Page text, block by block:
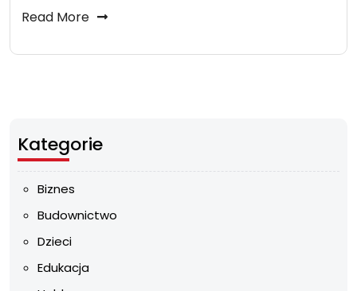
Read More
Kategorie
Biznes
Budownictwo
Dzieci
Edukacja